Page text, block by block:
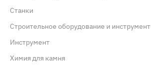
Станки
Строительное оборудование и инструмент
Инструмент
Химия для камня